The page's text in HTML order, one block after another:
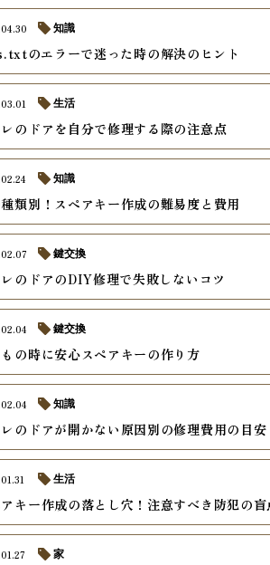
のエラーで迷った時の解決のヒント
知識
レのドアを自分で修理する際の注意点
生活
類別！スペアキー作成の難易度と費用
知識
レのドアのDIY修理で失敗しないコツ
鍵交換
もの時に安心スペアキーの作り方
鍵交換
レのドアが開かない原因別の修理費用の目安
知識
キー作成の落とし穴！注意すべき防犯の盲
生活
家